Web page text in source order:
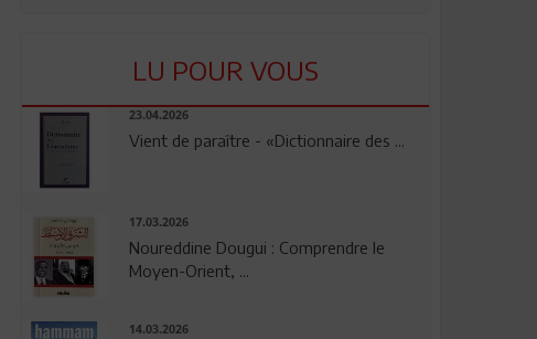
LU POUR VOUS
23.04.2026
Vient de paraître - «Dictionnaire des ...
17.03.2026
Noureddine Dougui : Comprendre le
Moyen-Orient, ...
14.03.2026